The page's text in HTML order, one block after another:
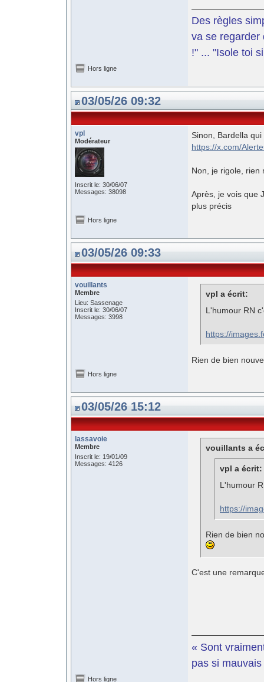
Des règles
va se regarder
!" ... "Isole toi
Hors ligne
03/05/26 09:32
vpl
Modérateur
Inscrit le: 30/06/07
Messages: 38098
Sinon, Bardella
https://x.com/
Non, je rigole, rien
Après, je vois que
plus précis
Hors ligne
03/05/26 09:33
vouillants
Membre
Lieu: Sassenage
Inscrit le: 30/06/07
Messages: 3998
vpl a écrit:
L'humour RN
https://
Rien de bien
Hors ligne
03/05/26 15:12
lassavoie
Membre
Inscrit le: 19/01/09
Messages: 4126
vouillants a
vpl a écrit:
L'humour
https://
Rien de bien
C'est une
« Sont
pas si
Hors ligne